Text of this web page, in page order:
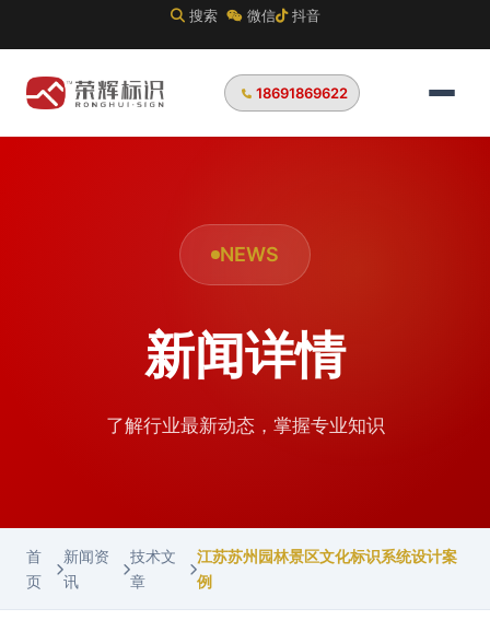
搜索 微信 抖音
18691869622
NEWS
新闻详情
了解行业最新动态，掌握专业知识
首
页
新闻资
讯
技术文
章
江苏苏州园林景区文化标识系统设计案
例